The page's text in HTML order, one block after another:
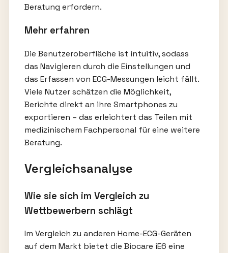
Beratung erfordern.
Mehr erfahren
Die Benutzeroberfläche ist intuitiv, sodass
das Navigieren durch die Einstellungen und
das Erfassen von ECG-Messungen leicht fällt.
Viele Nutzer schätzen die Möglichkeit,
Berichte direkt an ihre Smartphones zu
exportieren – das erleichtert das Teilen mit
medizinischem Fachpersonal für eine weitere
Beratung.
Vergleichsanalyse
Wie sie sich im Vergleich zu
Wettbewerbern schlägt
Im Vergleich zu anderen Home-ECG-Geräten
auf dem Markt bietet die Biocare iE6 eine